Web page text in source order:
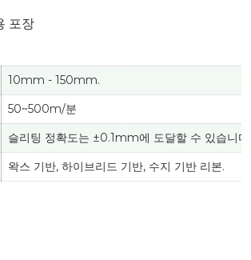
포장
10mm - 150mm.
50~500m/분
슬리팅 정확도는 ±0.1mm에 도달할 수 있습니다.
왁스 기반, 하이브리드 기반, 수지 기반 리본.